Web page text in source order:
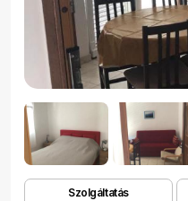
Szolgáltatás